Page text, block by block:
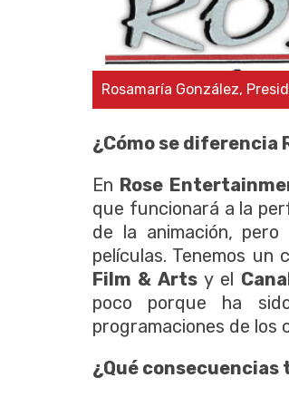
Rosamaría González,
¿Cómo se diferencia
En Rose
que funcionará a la
de la animación,
películas. Tenemos
Film & Artsy el
poco porque ha
programaciones de los
¿Qué consecuencias